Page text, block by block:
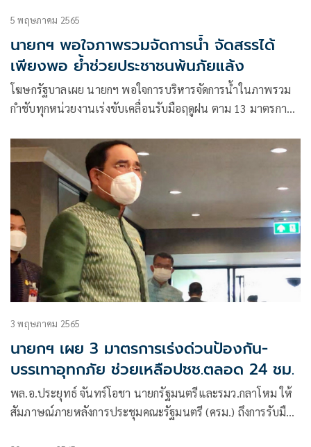
5 พฤษภาคม 2565
นายกฯ พอใจภาพรวมจัดการน้ำ จัดสรรได้
เพียงพอ ย้ำช่วยประชาชนพ้นภัยแล้ง
โฆษกรัฐบาลเผย นายกฯ พอใจการบริหารจัดการน้ำในภาพรวม
กำชับทุกหน่วยงานเร่งขับเคลื่อนรับมือฤดูฝน ตาม 13 มาตรการที่
3 พฤษภาคม 2565
นายกฯ เผย 3 มาตรการเร่งด่วนป้องกัน-
บรรเทาอุทกภัย ช่วยเหลือปชช.ตลอด 24 ชม.
พล.อ.ประยุทธ์ จันทร์โอชา นายกรัฐมนตรีและรมว.กลาโหม ให้
สัมภาษณ์ภายหลังการประชุมคณะรัฐมนตรี (ครม.) ถึงการรับมือ